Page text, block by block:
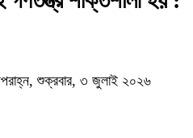
শুক্রবার, ৩ জুলাই ২০২৬